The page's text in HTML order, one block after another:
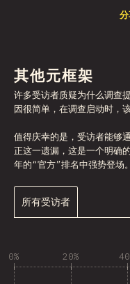
其他元框架
许多受访者质疑为什么调查
因很简单，在调查启动时，
值得庆幸的是，受访者能够
正这一遗漏，这是一个明
年的“官方”排名中强势登场。
所有受访者
0% 20%